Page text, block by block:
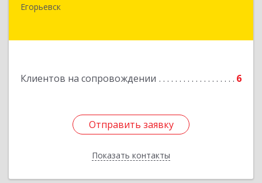
Егорьевск
Клиентов на сопровождении 6
Отправить заявку
Показать контакты
Отправить заявку
Назад